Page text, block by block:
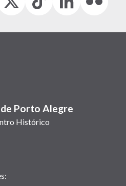
(Antigo
(link
em
(link
em
(link
em
Porto Alegre
Histórico